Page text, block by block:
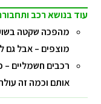
עוד בנושא רכב
מהפכה שקטה
מוצפים – אבל גם
רכבים חשמליים –
אותם וכמה זה